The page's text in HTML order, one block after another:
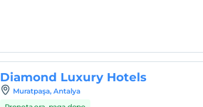
Diamond Luxury Hotels
Muratpaşa, Antalya